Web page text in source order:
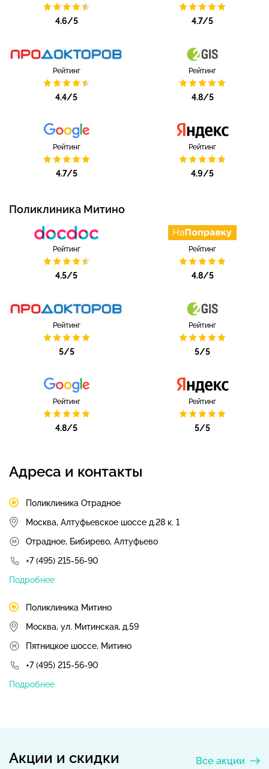
4.6/5 4.7/5
Рейтинг
4.4/5
Рейтинг
4.8/5
Рейтинг
4.7/5
Рейтинг
4.9/5
Поликлиника Митино
Рейтинг
4.5/5
Рейтинг
4.8/5
Рейтинг
5/5
Рейтинг
5/5
Рейтинг
4.8/5
Рейтинг
5/5
Адреса и контакты
Поликлиника Отрадное
Москва, Алтуфьевское шоссе д.28 к. 1
Отрадное, Бибирево, Алтуфьево
+7 (495) 215-56-90
Подробнее
Поликлиника Митино
Москва, ул. Митинская, д.59
Пятницкое шоссе, Митино
+7 (495) 215-56-90
Подробнее
Все акции
Акции и скидки